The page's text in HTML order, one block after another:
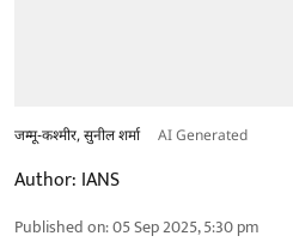
जम्मू-कश्मीर, सुनील शर्मा AI Generated
Author: IANS
Published on:05 Sep 2025, 5:30 pm